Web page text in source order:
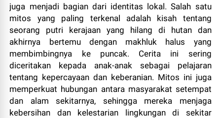
juga menjadi bagian dari identitas lokal. Salah satu
mitos yang paling terkenal adalah kisah tentang
seorang putri kerajaan yang hilang di hutan dan
akhirnya bertemu dengan makhluk halus yang
membimbingnya ke puncak. Cerita ini sering
diceritakan kepada anak-anak sebagai pelajaran
tentang kepercayaan dan keberanian. Mitos ini juga
memperkuat hubungan antara masyarakat setempat
dan alam sekitarnya, sehingga mereka menjaga
kebersihan dan kelestarian lingkungan di sekitar